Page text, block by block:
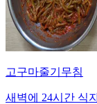
고구마줄기무침
새벽에 24시간 식